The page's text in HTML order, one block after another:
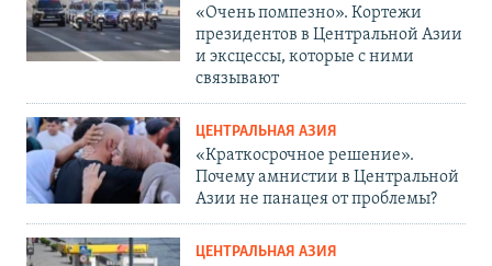
«Очень помпезно». Кортежи
президентов в Центральной Азии
и эксцессы, которые с ними
связывают
ЦЕНТРАЛЬНАЯ АЗИЯ
«Краткосрочное решение».
Почему амнистии в Центральной
Азии не панацея от проблемы?
ЦЕНТРАЛЬНАЯ АЗИЯ